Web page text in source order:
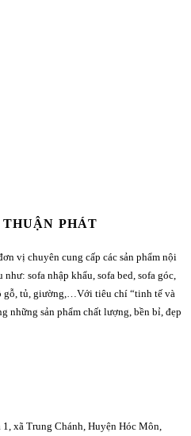
PHÁT
vị chuyên cung cấp các sản phẩm nội
sofa nhập khẩu, sofa bed, sofa góc,
gỗ, tủ, giường,…Với tiêu chí “tinh tế và
những sản phẩm chất lượng, bền bỉ, đẹp
xã Trung Chánh, Huyện Hóc Môn,